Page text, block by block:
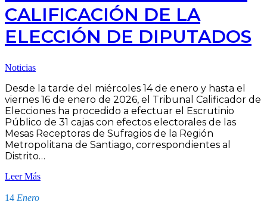
CALIFICACIÓN DE LA
ELECCIÓN DE DIPUTADOS
Noticias
Desde la tarde del miércoles 14 de enero y hasta el
viernes 16 de enero de 2026, el Tribunal Calificador de
Elecciones ha procedido a efectuar el Escrutinio
Público de 31 cajas con efectos electorales de las
Mesas Receptoras de Sufragios de la Región
Metropolitana de Santiago, correspondientes al
Distrito…
Leer Más
14 Enero